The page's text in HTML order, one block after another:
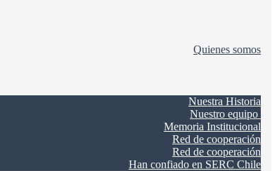
Quienes somos
Nuestra Historia
Nuestro equipo
Memoria Institucional
Red de cooperación
Red de cooperación
Han confiado en SERC Chile